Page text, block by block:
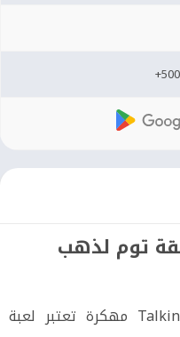
توم لذهب
تحميل لعبة Talking Tom Gold Run مهكرة تعتبر لعبة